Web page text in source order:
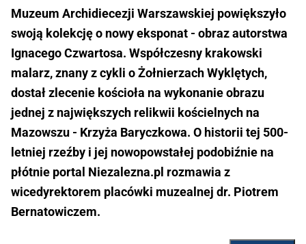
Muzeum Archidiecezji Warszawskiej powiększyło
swoją kolekcję o nowy eksponat - obraz autorstwa
Ignacego Czwartosa. Współczesny krakowski
malarz, znany z cykli o Żołnierzach Wyklętych,
dostał zlecenie kościoła na wykonanie obrazu
jednej z największych relikwii kościelnych na
Mazowszu - Krzyża Baryczkowa. O historii tej 500-
letniej rzeźby i jej nowopowstałej podobiźnie na
płótnie portal Niezalezna.pl rozmawia z
wicedyrektorem placówki muzealnej dr. Piotrem
Bernatowiczem.